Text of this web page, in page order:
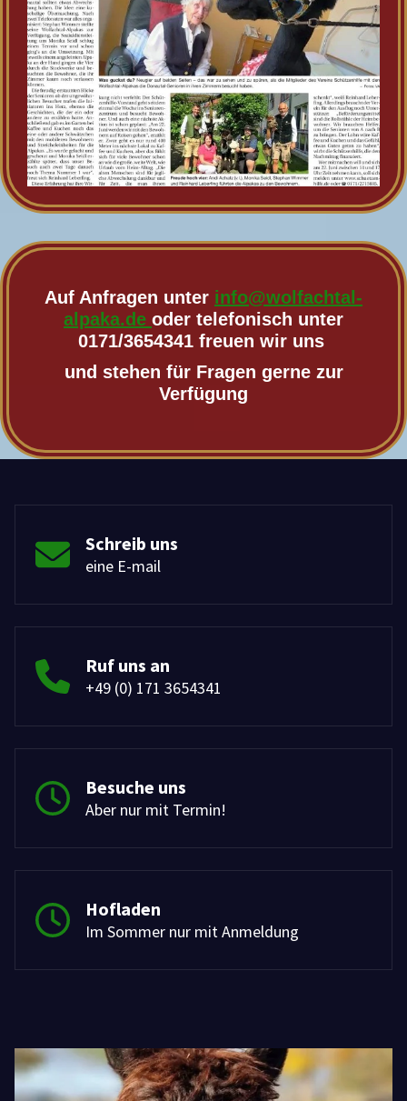
Auf Anfragen unter info@wolfachtal-
alpaka.de oder telefonisch unter
0171/3654341 freuen wir uns
und stehen für Fragen gerne zur
Verfügung
Schreib uns
eine E-mail
Ruf uns an
+49 (0) 171 3654341
Besuche uns
Aber nur mit Termin!
Hofladen
Im Sommer nur mit Anmeldung